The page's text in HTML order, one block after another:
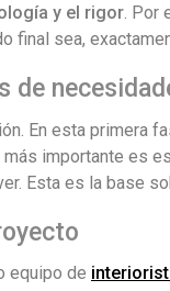
y el rigor. Por
final sea,
de
En esta primera
importante es
Esta es la base
equipo de